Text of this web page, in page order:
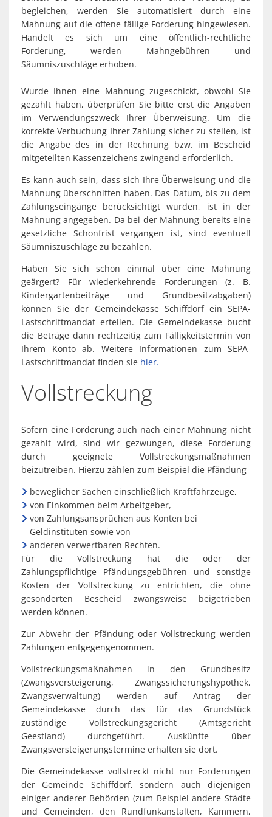
Heiraten
Kindertagesstätten
Schulen
Wildschäden
Wochenmärkte
Laven
Wehdel
Wirtschaft
begleichen, werden Sie automatisiert durch eine
Mahnung auf die offene fällige Forderung hingewiesen.
Handelt es sich um eine öffentlich-rechtliche
Forderung, werden Mahngebühren und
Säumniszuschläge erhoben.
Wurde Ihnen eine Mahnung zugeschickt, obwohl Sie
gezahlt haben, überprüfen Sie bitte erst die Angaben
im Verwendungszweck Ihrer Überweisung. Um die
korrekte Verbuchung Ihrer Zahlung sicher zu stellen, ist
die Angabe des in der Rechnung bzw. im Bescheid
mitgeteilten Kassenzeichens zwingend erforderlich.
Es kann auch sein, dass sich Ihre Überweisung und die
Mahnung überschnitten haben. Das Datum, bis zu dem
Zahlungseingänge berücksichtigt wurden, ist in der
Mahnung angegeben. Da bei der Mahnung bereits eine
gesetzliche Schonfrist vergangen ist, sind eventuell
Säumniszuschläge zu bezahlen.
Haben Sie sich schon einmal über eine Mahnung
geärgert? Für wiederkehrende Forderungen (z. B.
Kindergartenbeiträge und Grundbesitzabgaben)
können Sie der Gemeindekasse Schiffdorf ein SEPA-
Lastschriftmandat erteilen. Die Gemeindekasse bucht
die Beträge dann rechtzeitig zum Fälligkeitstermin von
Ihrem Konto ab. Weitere Informationen zum SEPA-
Lastschriftmandat finden sie hier.
Vollstreckung
Sofern eine Forderung auch nach einer Mahnung nicht
gezahlt wird, sind wir gezwungen, diese Forderung
durch geeignete Vollstreckungsmaßnahmen
beizutreiben. Hierzu zählen zum Beispiel die Pfändung
beweglicher Sachen einschließlich Kraftfahrzeuge,
von Einkommen beim Arbeitgeber,
von Zahlungsansprüchen aus Konten bei
Geldinstituten sowie von
anderen verwertbaren Rechten.
Für die Vollstreckung hat die oder der
Zahlungspflichtige Pfändungsgebühren und sonstige
Kosten der Vollstreckung zu entrichten, die ohne
gesonderten Bescheid zwangsweise beigetrieben
werden können.
Zur Abwehr der Pfändung oder Vollstreckung werden
Zahlungen entgegengenommen.
Vollstreckungsmaßnahmen in den Grundbesitz
(Zwangsversteigerung, Zwangssicherungshypothek,
Zwangsverwaltung) werden auf Antrag der
Gemeindekasse durch das für das Grundstück
zuständige Vollstreckungsgericht (Amtsgericht
Geestland) durchgeführt. Auskünfte über
Zwangsversteigerungstermine erhalten sie dort.
Die Gemeindekasse vollstreckt nicht nur Forderungen
der Gemeinde Schiffdorf, sondern auch diejenigen
einiger anderer Behörden (zum Beispiel andere Städte
und Gemeinden, den Rundfunkanstalten, Kammern,